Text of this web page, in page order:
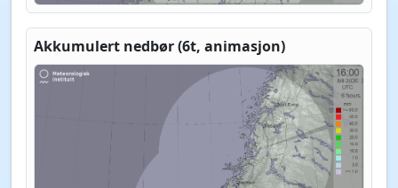
Akkumulert nedbør (6t, animasjon)